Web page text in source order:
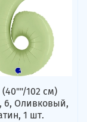
102 см)
6, Оливковый,
1 шт.